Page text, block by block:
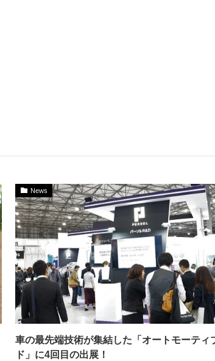
News
車の最先端技術が集結した「オートモーティ
ド」に4回目の出展！